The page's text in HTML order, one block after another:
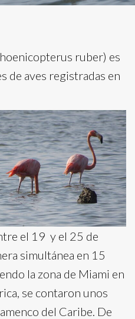
ruber) es
de aves registradas en
el 19 y el 25 de
simultánea en 15
la zona de Miami en
se contaron unos
del Caribe. De